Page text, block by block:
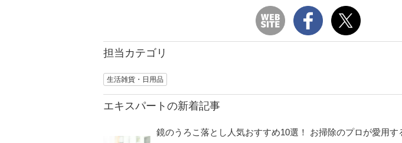
担当カテゴリ
生活雑貨・日用品
エキスパートの新着記事
鏡のうろこ落とし人気おすすめ10選！ お掃除のプロが愛用す